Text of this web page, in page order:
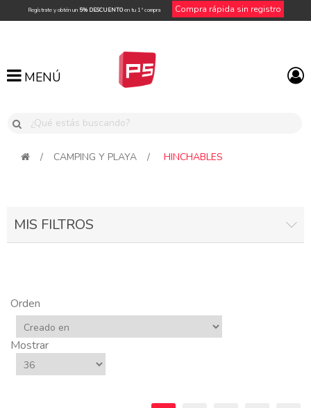
Regístrate y obtén un 5% DESCUENTOen tu 1ª compra Compra rápida sin registro
MENÚ
MENÚ
/ CAMPING Y PLAYA / HINCHABLES
MIS FILTROS
Orden
Mostrar